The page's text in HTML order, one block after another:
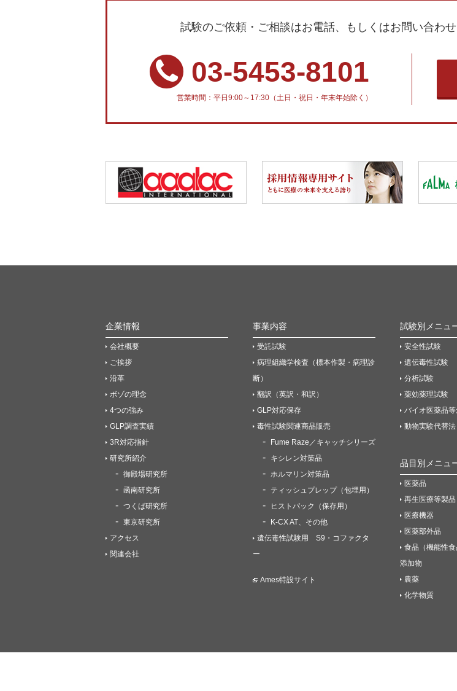
試験のご依頼・ご相談はお電話、もしくはお問い合わ
03-5453-8101
営業時間：平日9:00～17:30（土日・祝日・年末年始除く）
企業情報
会社概要
ご挨拶
沿革
ボゾの理念
4つの強み
GLP調査実績
3R対応指針
研究所紹介
御殿場研究所
函南研究所
つくば研究所
東京研究所
アクセス
関連会社
事業内容
受託試験
病理組織学検査（標本作製・病理診
断）
翻訳（英訳・和訳）
GLP対応保存
毒性試験関連商品販売
Fume Raze／キャッチシリーズ
キシレン対策品
ホルマリン対策品
ティッシュプレップ（包埋用）
ヒストパック（保存用）
K-CX AT、その他
遺伝毒性試験用 S9・コファクタ
ー
Ames特設サイト
試験別メニュ
安全性試験
遺伝毒性試験
分析試験
薬効薬理試験
バイオ医薬品
動物実験代替法
品目別メニュ
医薬品
再生医療等製品
医療機器
医薬部外品
食品（機能性
添加物
農薬
化学物質